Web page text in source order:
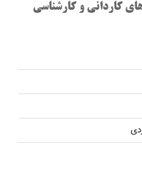
کاردانی و کارشناسی